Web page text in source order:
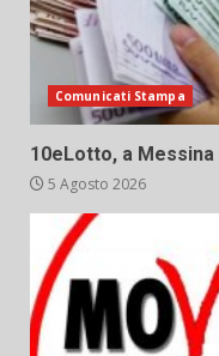
Comunicati Stampa
10eLotto, a
5 Agosto 2026